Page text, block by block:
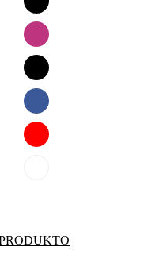
English
Pilipino
ภาษาไทย